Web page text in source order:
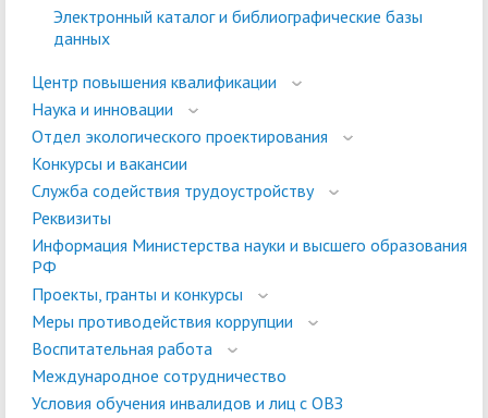
Электронный каталог и библиографические базы
данных
Центр повышения квалификации
Наука и инновации
Отдел экологического проектирования
Конкурсы и вакансии
Служба содействия трудоустройству
Реквизиты
Информация Министерства науки и высшего образования
РФ
Проекты, гранты и конкурсы
Меры противодействия коррупции
Воспитательная работа
Международное сотрудничество
Условия обучения инвалидов и лиц с ОВЗ